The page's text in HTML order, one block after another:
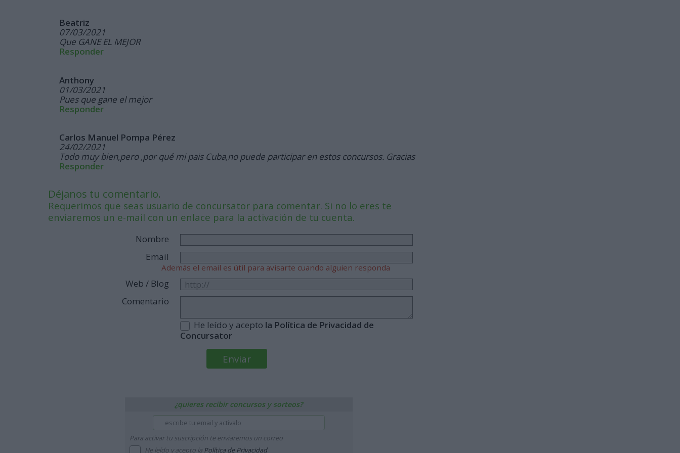
Beatriz
07/03/2021
Que GANE EL MEJOR
Responder
Anthony
01/03/2021
Pues que gane el mejor
Responder
Carlos Manuel Pompa Pérez
24/02/2021
Todo muy bien,pero ,por qué mi pais Cuba,no puede participar en estos concursos. Gracias
Responder
Déjanos tu comentario.
Requerimos que seas usuario de concursator para comentar. Si no lo eres te
enviaremos un e-mail con un enlace para la activación de tu cuenta.
Nombre
Email
Además el email es útil para avisarte cuando alguien responda
Web / Blog
Comentario
He leído y acepto la Política de Privacidad de
Concursator
¿quieres recibir concursos y sorteos?
Para activar tu suscripción te enviaremos un correo
He leído y acepto la Política de Privacidad